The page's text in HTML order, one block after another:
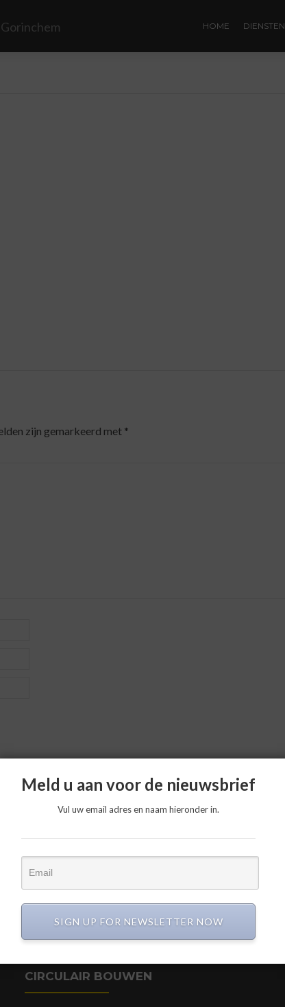
HOME DIENSTEN
zijn gemarkeerd met *
CIRCULAIR BOUWEN
Meld u aan voor de nieuwsbrief
Vul uw email adres en naam hieronder in.
SIGN UP FOR NEWSLETTER NOW